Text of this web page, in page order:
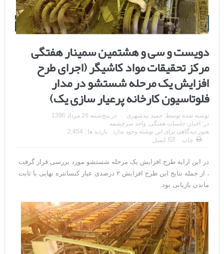
دویست و سی و هشتمین سمینار هفتگی
مرکز تحقیقات مواد کاشیگر (اجرای طرح
افزایش یک مرحله شستشو در مدار
فلوتاسیون کارخانه پرعیار سازی یک)
نوشته شده توسط: حمید بیدشهری در پنج‌شنبه 26 مرداد 1396
در: اخبار جلسات هفتگی واحد سرچشمه
هنوز دیدگاهی برای این نوشته وجود ندارد
بازدید ها : 2,454
چاپ
ایمیل
در این ارایه طرح افزایش یک مرحله شستشو مورد بررسی قرار گرفت
، از جمله نتایج این طرح افزایش ۲ درصدی عیار کنسانتره نهایی با ثابت
ماندن بازیابی بود.